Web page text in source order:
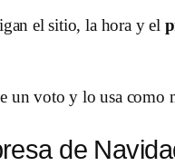
el sitio, la hora y el
un voto y lo usa
de